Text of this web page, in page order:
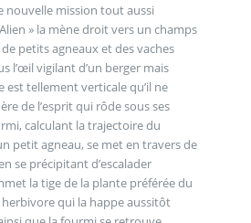
nouvelle mission tout aussi
» la mène droit vers un champs
petits agneaux et des vaches
l’œil vigilant d’un berger mais
est tellement verticale qu’il ne
de l’esprit qui rôde sous ses
calculant la trajectoire du
petit agneau, se met en travers de
se précipitant d’escalader
la tige de la plante préférée du
qui la happe aussitôt